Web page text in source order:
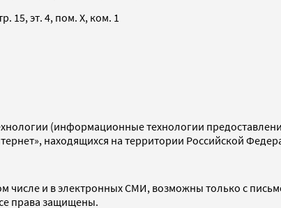
15, эт. 4, пом. X, ком. 1
(информационные технологии
находящихся на территории Российской
числе и в электронных СМИ, возможны только с
права защищены.